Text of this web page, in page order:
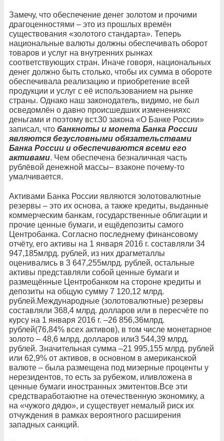
Замечу, что обеспечение денег золотом и прочими
драгоценностями – это из прошлых времён
существования «золотого стандарта». Теперь
национальные валюты должны обеспечивать оборот
товаров и услуг на внутренних рынках
соответствующих стран. Иначе говоря, национальных
денег должно быть столько, чтобы их сумма в обороте
обеспечивала реализацию и приобретение всей
продукции и услуг с её использованием на рынке
страны. Однако наш законодатель, видимо, не был
осведомлён о давно происшедших измененияхс
деньгами и поэтому вст.30 закона «О Банке России»
записал, что банкноты и монета Банка России
являются безусловными обязательствами
Банка России и обеспечиваются всеми его
активами. Чем обеспечена безналичная часть
рублёвой денежной массы– взаконе почему-то
умалчивается.
Активами Банка России являются золотовалютные
резервы – это их основа, а также кредиты, выданные
коммерческим банкам, государственные облигации и
прочие ценные бумаги, и ещёдепозиты самого
Центробанка. Согласно последнему финансовому
отчёту, его активы на 1 января 2016 г. составляли 34
947,185млрд. рублей, из них драгметаллы
оценивались в 3 647,255млрд. рублей, остальные
активы представляли собой ценные бумаги и
размещённые Центробанком на стороне кредиты и
депозиты на общую сумму 7 120,12 млрд.
рублей.Международные (золотовалютные) резервы
составляли 368,4 млрд. долларов или в пересчёте по
курсу на 1 января 2016 г. –26 856,36млрд.
рублей(76,84% всех активов), в том числе монетарное
золото – 48,6 млрд. долларов или3 544,39 млрд.
рублей. Значительная сумма –21 995,155 млрд. рублей
или 62,9% от активов, в основном в американской
валюте – была размещена под мизерные проценты у
нерезидентов, то есть за рубежом, иливложена в
ценные бумаги иностранных эмитентов.Все эти
средстваработаютне на отечественную экономику, а
на «чужого дядю», и существует немалый риск их
отчуждения в рамках вероятного расширения
западных санкций.